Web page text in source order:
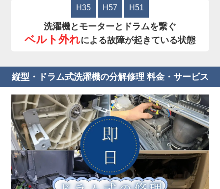
H35 H57 H51
洗濯機とモーターとドラムを繋ぐ
ベルト外れによる故障が起きている状態
縦型・ドラム式洗濯機の分解修理 料金・サービス